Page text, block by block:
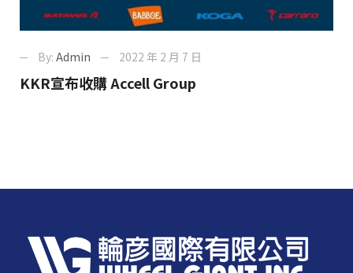
By: Admin 2022 年 2 月 7 日
KKR宣布收購 Accell Group